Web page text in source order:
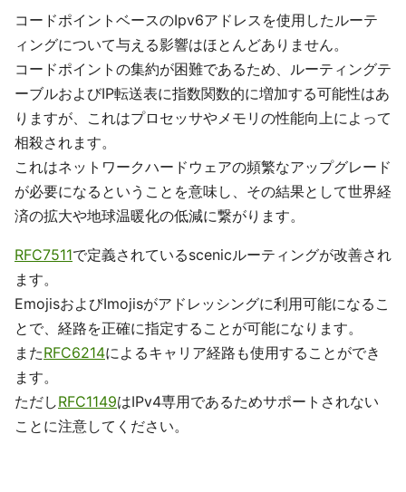
コードポイントベースのIpv6アドレスを使用したルーテ
ィングについて与える影響はほとんどありません。
コードポイントの集約が困難であるため、ルーティングテ
ーブルおよびIP転送表に指数関数的に増加する可能性はあ
りますが、これはプロセッサやメモリの性能向上によって
相殺されます。
これはネットワークハードウェアの頻繁なアップグレード
が必要になるということを意味し、その結果として世界経
済の拡大や地球温暖化の低減に繋がります。
RFC7511で定義されているscenicルーティングが改善され
ます。
EmojisおよびImojisがアドレッシングに利用可能になるこ
とで、経路を正確に指定することが可能になります。
またRFC6214によるキャリア経路も使用することができ
ます。
ただしRFC1149はIPv4専用であるためサポートされない
ことに注意してください。